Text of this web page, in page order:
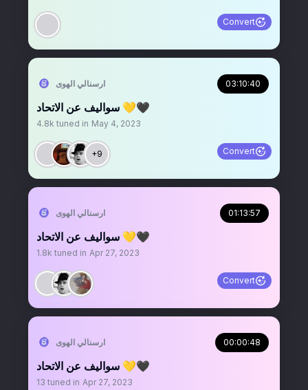
Convert
‏ارسنالي الهوى 03:10:40
سواليف عن الاتحاد 💛🖤
4.8k tuned in May 4, 2023
+9 Convert
‏ارسنالي الهوى 01:13:57
سواليف عن الاتحاد 💛🖤
1.8k tuned in Apr 27, 2023
Convert
‏ارسنالي الهوى 00:00:48
سواليف عن الاتحاد 💛🖤
13 tuned in Apr 27, 2023